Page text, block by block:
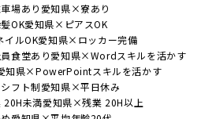
場あり 愛知県×寮あり
OK愛知県×ピアスOK
ルOK愛知県×ロッカー完備
食堂あり愛知県×Wordスキルを活かす
知県×PowerPointスキルを活かす
フト制愛知県×平日休み
未満愛知県×残業 20H以上